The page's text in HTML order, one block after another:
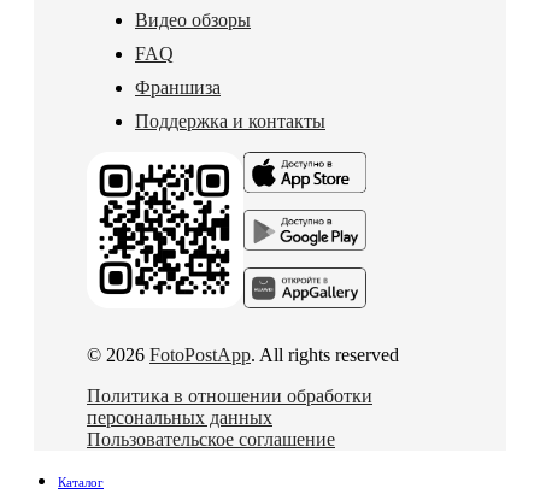
Видео обзоры
FAQ
Франшиза
Поддержка и контакты
© 2026 FotoPostApp. All rights reserved
Политика в отношении обработки
персональных данных
Пользовательское соглашение
Каталог